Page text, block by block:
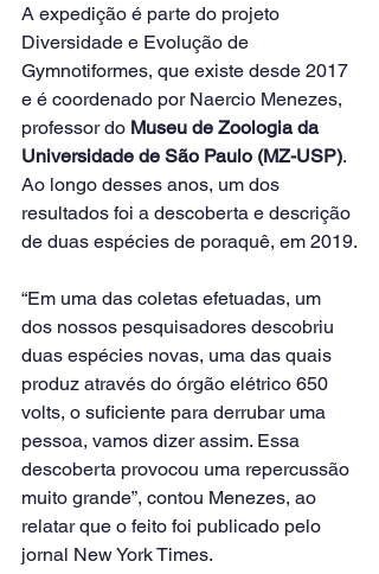
A expedição é parte do projeto
Diversidade e Evolução de
Gymnotiformes, que existe desde 2017
e é coordenado por Naercio Menezes,
professor do Museu de Zoologia da
Universidade de São Paulo (MZ-USP).
Ao longo desses anos, um dos
resultados foi a descoberta e descrição
de duas espécies de poraquê, em 2019.
“Em uma das coletas efetuadas, um
dos nossos pesquisadores descobriu
duas espécies novas, uma das quais
produz através do órgão elétrico 650
volts, o suficiente para derrubar uma
pessoa, vamos dizer assim. Essa
descoberta provocou uma repercussão
muito grande”, contou Menezes, ao
relatar que o feito foi publicado pelo
jornal New York Times.